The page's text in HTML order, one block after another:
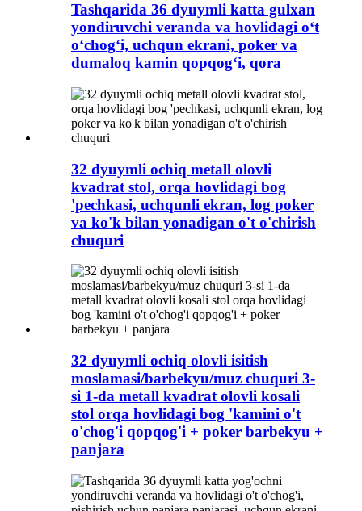
Tashqarida 36 dyuymli katta gulxan
yondiruvchi veranda va hovlidagi o‘t
o‘chog‘i, uchqun ekrani, poker va
dumaloq kamin qopqog‘i, qora
32 dyuymli ochiq metall olovli
kvadrat stol, orqa hovlidagi bog
'pechkasi, uchqunli ekran, log poker
va ko'k bilan yonadigan o't o'chirish
chuquri
32 dyuymli ochiq olovli isitish
moslamasi/barbekyu/muz chuquri 3-
si 1-da metall kvadrat olovli kosali
stol orqa hovlidagi bog 'kamini o't
o'chog'i qopqog'i + poker barbekyu +
panjara